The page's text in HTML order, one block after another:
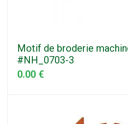
Motif de broderie
#NH_0703-3
0.00 €